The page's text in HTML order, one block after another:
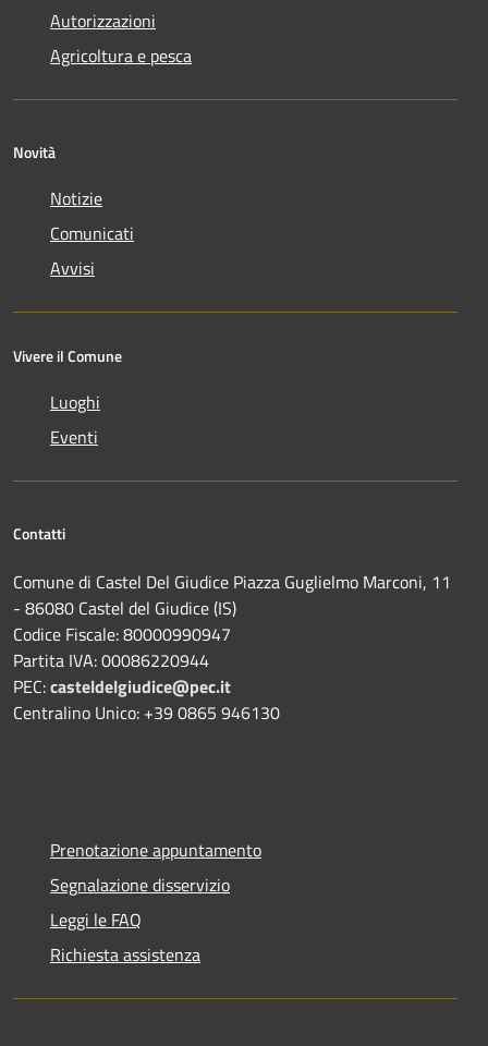
Autorizzazioni
Agricoltura e pesca
Novità
Notizie
Comunicati
Avvisi
Vivere il Comune
Luoghi
Eventi
Contatti
Comune di Castel Del Giudice Piazza Guglielmo Marconi, 11
- 86080 Castel del Giudice (IS)
Codice Fiscale: 80000990947
Partita IVA: 00086220944
PEC:casteldelgiudice@pec.it
Centralino Unico: +39 0865 946130
Prenotazione appuntamento
Segnalazione disservizio
Leggi le FAQ
Richiesta assistenza